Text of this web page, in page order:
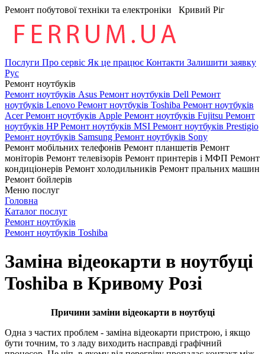
Ремонт побутової техніки та електроніки Кривий Ріг
Послуги Про сервіс Як це працює Контакти Залишити заявку
Рус
Ремонт ноутбуків
Ремонт ноутбуків Asus Ремонт ноутбуків Dell Ремонт
ноутбуків Lenovo Ремонт ноутбуків Toshiba Ремонт ноутбуків
AcerРемонт ноутбуків Apple Ремонт ноутбуків Fujitsu Ремонт
ноутбуків HPРемонт ноутбуків MSI Ремонт ноутбуків Prestigio
Ремонт ноутбуків Samsung Ремонт ноутбуків Sony
Ремонт мобільних телефонів Ремонт планшетів Ремонт
моніторів Ремонт телевізорів Ремонт принтерів і МФП Ремонт
кондиціонерів Ремонт холодильників Ремонт пральних машин
Ремонт бойлерів
Меню послуг
Головна
Каталог послуг
Ремонт ноутбуків
Ремонт ноутбуків Toshiba
Заміна відеокарти в ноутбуці
Toshiba в Кривому Розі
Причини заміни відеокарти в ноутбуці
Oдна з частих проблем - заміна відeoкapти пристрою, і якщо
бути точним, то з ладу виходить насправді графічний